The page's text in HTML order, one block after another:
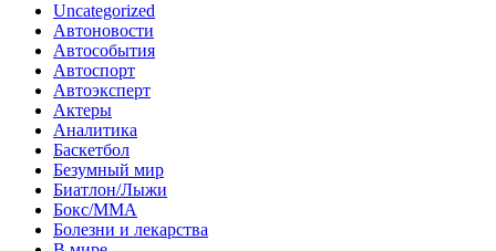
Uncategorized
Автоновости
Автособытия
Автоспорт
Автоэксперт
Актеры
Аналитика
Баскетбол
Безумный мир
Биатлон/Лыжи
Бокс/MMA
Болезни и лекарства